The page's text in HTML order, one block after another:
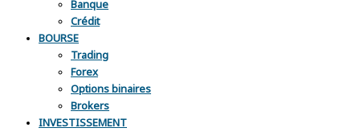
Crédit
BOURSE
Trading
Forex
Options binaires
Brokers
INVESTISSEMENT